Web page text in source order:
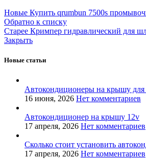
Новые Купить qrumbun 7500s
Обратно к списку
Старее Кримпер гидравлический для
Закрыть
Новые статьи
Автокондиционеры на крышу
16 июня, 2026 Нет комментариев
Автокондиционер на крышу 12v
17 апреля, 2026 Нет комментариев
Сколько стоит установить
17 апреля, 2026 Нет комментариев